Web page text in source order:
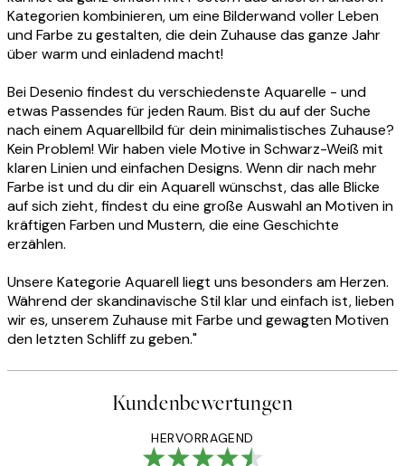
Kategorien kombinieren, um eine Bilderwand voller Leben
und Farbe zu gestalten, die dein Zuhause das ganze Jahr
über warm und einladend macht!
Bei Desenio findest du verschiedenste Aquarelle - und
etwas Passendes für jeden Raum. Bist du auf der Suche
nach einem Aquarellbild für dein minimalistisches Zuhause?
Kein Problem! Wir haben viele Motive in Schwarz-Weiß mit
klaren Linien und einfachen Designs. Wenn dir nach mehr
Farbe ist und du dir ein Aquarell wünschst, das alle Blicke
auf sich zieht, findest du eine große Auswahl an Motiven in
kräftigen Farben und Mustern, die eine Geschichte
erzählen.
Unsere Kategorie Aquarell liegt uns besonders am Herzen.
Während der skandinavische Stil klar und einfach ist, lieben
wir es, unserem Zuhause mit Farbe und gewagten Motiven
den letzten Schliff zu geben."
Kundenbewertungen
HERVORRAGEND